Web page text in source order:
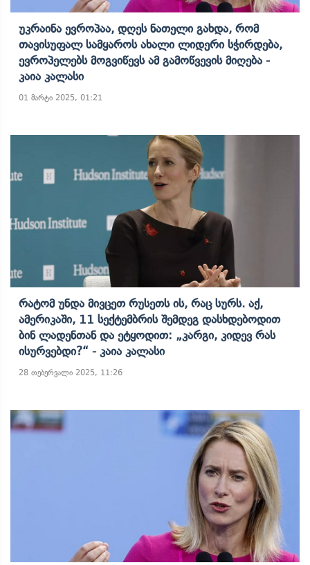
Უკრაინა Ევროპაა, Დღეს Ნათელი Გახდა, Რომ
Თავისუფალ Სამყაროს Ახალი Ლიდერი Სჭირდება,
Ევროპელებს Მოგვიწევს Ამ Გამოწვევის Მიღება -
Კაია Კალასი
01 მარტი 2025, 01:21
Რატომ Უნდა Მივცეთ Რუსეთს Ის, Რაც Სურს. Აქ,
Ამერიკაში, 11 Სექტემბრის Შემდეგ Დასხდებოდით
Ბინ Ლადენთან Და Ეტყოდით: „კარგი, Კიდევ Რას
Ისურვებდი?“ - Კაია Კალასი
28 თებერვალი 2025, 11:26